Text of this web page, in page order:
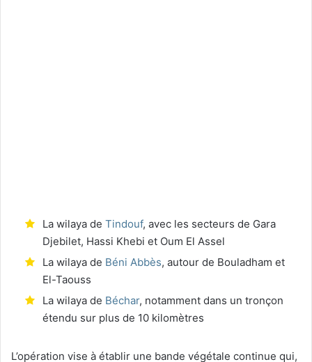
La wilaya de Tindouf, avec les secteurs de Gara
Djebilet, Hassi Khebi et Oum El Assel
La wilaya de Béni Abbès, autour de Bouladham et
El-Taouss
La wilaya de Béchar, notamment dans un tronçon
étendu sur plus de 10 kilomètres
L’opération vise à établir une bande végétale continue qui,